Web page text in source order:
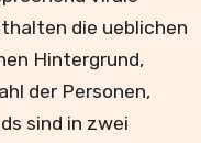
die ueblichen
Hintergrund,
der Personen,
sind in zwei